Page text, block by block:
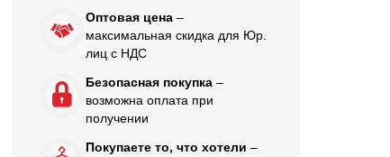
Оптовая цена –
максимальная скидка для Юр.
лиц с НДС
Безопасная покупка –
возможна оплата при
получении
Покупаете то, что хотели –